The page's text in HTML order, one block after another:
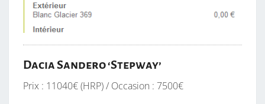
Dacia Sandero ‘Stepway’
Prix : 11040€ (HRP) / Occasion : 7500€